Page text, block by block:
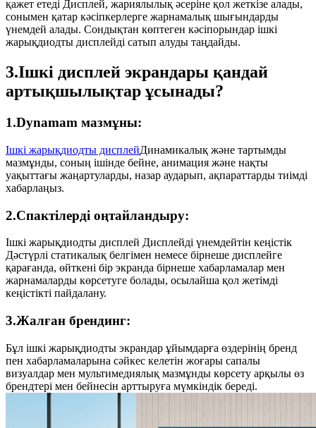
қажет етеді Дисплей, жариялылық әсеріне қол жеткізе алады,
сонымен қатар кәсіпкерлерге жарнамалық шығындарды
үнемдей алады. Сондықтан көптеген кәсіпорындар ішкі
жарықдиодты дисплейді сатып алуды таңдайды.
3.Ішкі дисплей экрандары қандай
артықшылықтар ұсынады?
1.Dynamam мазмұны:
Ішкі жарықдиодты дисплейДинамикалық және тартымды
мазмұнды, соның ішінде бейне, анимация және нақты
уақыттағы жаңартуларды, назар аударып, ақпараттарды тиімді
хабарлаңыз.
2.Спактілерді оңтайландыру:
Ішкі жарықдиодты дисплей Дисплейді үнемдейтін кеңістік
Дәстүрлі статикалық белгімен немесе бірнеше дисплейге
қарағанда, өйткені бір экранда бірнеше хабарламалар мен
жарнамаларды көрсетуге болады, осылайша қол жетімді
кеңістікті пайдалану.
3.Жалған брендинг:
Бұл ішкі жарықдиодты экрандар ұйымдарға өздерінің бренд
пен хабарламаларына сәйкес келетін жоғары сапалы
визуалдар мен мультимедиялық мазмұнды көрсету арқылы өз
брендтері мен бейнесін арттыруға мүмкіндік береді.